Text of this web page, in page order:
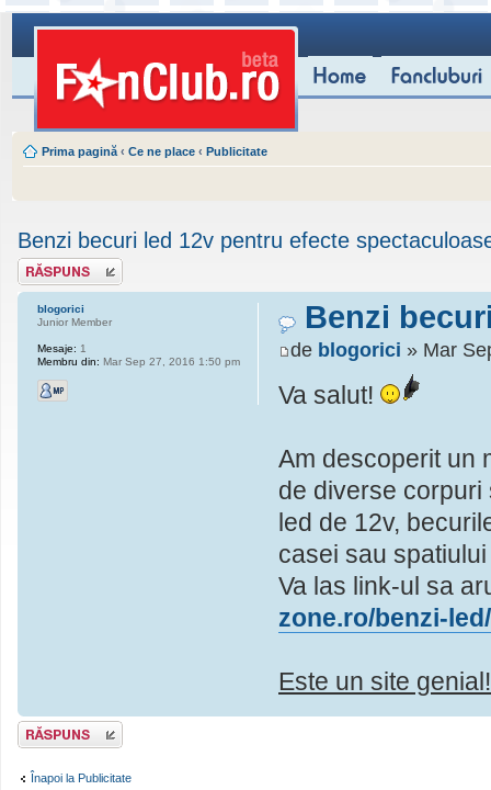
Prima pagină ‹ Ce ne place ‹ Publicitate
Benzi becuri led 12v pentru efecte
Scrie un răspuns
Benzi
de blogorici » Mar
Va salut!
Am descoperit un
de diverse corpuri
led de 12v,
casei sau
Va las link-ul sa
zone.ro/benzi-
Este un site
blogorici
Junior Member
Mesaje: 1
Membru din: Mar Sep 27, 2016 1:50 pm
Scrie un răspuns
Înapoi la Publicitate